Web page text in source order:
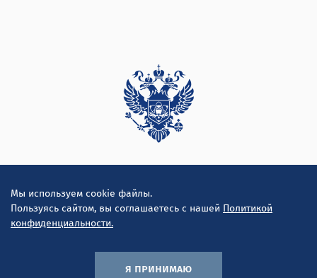
Мы используем cookie файлы.
Пользуясь сайтом, вы соглашаетесь с нашей Политикой
конфиденциальности.
я принимаю